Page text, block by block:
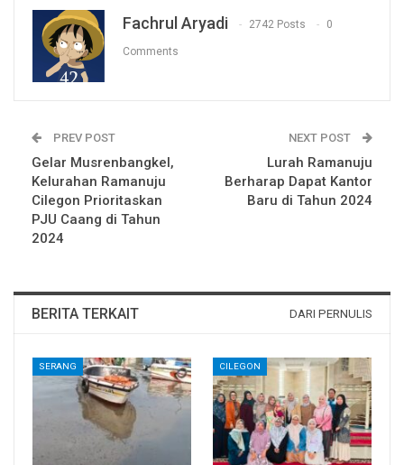
Fachrul Aryadi 2742 Posts 0
Comments
PREV POST
Gelar Musrenbangkel,
Kelurahan Ramanuju
Cilegon Prioritaskan
PJU Caang di Tahun
2024
NEXT POST
Lurah Ramanuju
Berharap Dapat Kantor
Baru di Tahun 2024
BERITA TERKAIT DARI PERNULIS
SERANG CILEGON